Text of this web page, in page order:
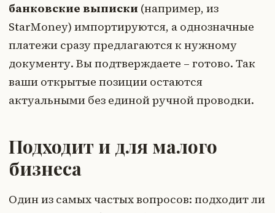
банковские выписки (например, из
StarMoney) импортируются, а однозначные
платежи сразу предлагаются к нужному
документу. Вы подтверждаете – готово. Так
ваши открытые позиции остаются
актуальными без единой ручной проводки.
Подходит и для малого
бизнеса
Один из самых частых вопросов: подходит ли